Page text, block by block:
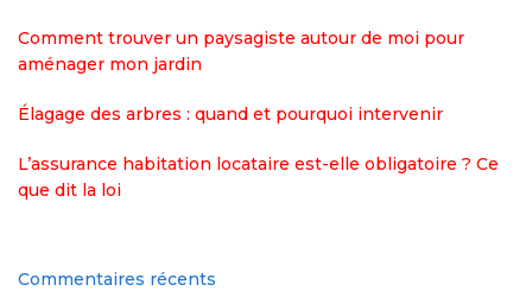
Comment trouver un paysagiste autour de moi pour
aménager mon jardin
Élagage des arbres : quand et pourquoi intervenir
L’assurance habitation locataire est-elle obligatoire ? Ce
que dit la loi
Commentaires récents